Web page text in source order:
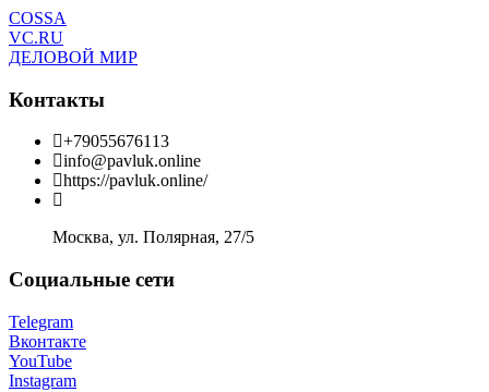
COSSA
VC.RU
ДЕЛОВОЙ МИР
Контакты
+79055676113
info@pavluk.online
https://pavluk.online/
Москва, ул. Полярная, 27/5
Социальные сети
Telegram
Вконтакте
YouTube
Instagram